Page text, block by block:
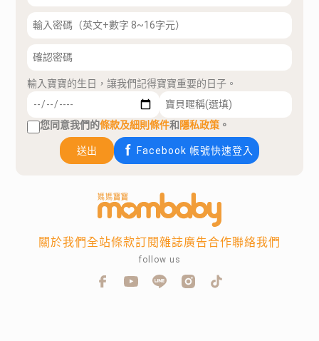
輸入寶寶的生日，讓我們記得寶寶重要的日子。
您同意我們的條款及細則條件和隱私政策 。
送出 Facebook 帳號快速登入
關於我們全站條款訂閱雜誌廣告合作聯絡我們
follow us